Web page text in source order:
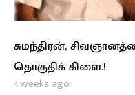
சுமந்திரன்,
தொகுதிக் கிளை.!
4 weeks ago